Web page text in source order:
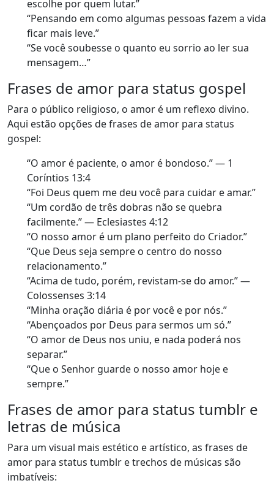
escolhe por quem lutar.”
“Pensando em como algumas pessoas fazem a vida
ficar mais leve.”
“Se você soubesse o quanto eu sorrio ao ler sua
mensagem…”
Frases de amor para status gospel
Para o público religioso, o amor é um reflexo divino.
Aqui estão opções de frases de amor para status
gospel:
“O amor é paciente, o amor é bondoso.” — 1
Coríntios 13:4
“Foi Deus quem me deu você para cuidar e amar.”
“Um cordão de três dobras não se quebra
facilmente.” — Eclesiastes 4:12
“O nosso amor é um plano perfeito do Criador.”
“Que Deus seja sempre o centro do nosso
relacionamento.”
“Acima de tudo, porém, revistam-se do amor.” —
Colossenses 3:14
“Minha oração diária é por você e por nós.”
“Abençoados por Deus para sermos um só.”
“O amor de Deus nos uniu, e nada poderá nos
separar.”
“Que o Senhor guarde o nosso amor hoje e
sempre.”
Frases de amor para status tumblr e
letras de música
Para um visual mais estético e artístico, as frases de
amor para status tumblr e trechos de músicas são
imbatíveis: